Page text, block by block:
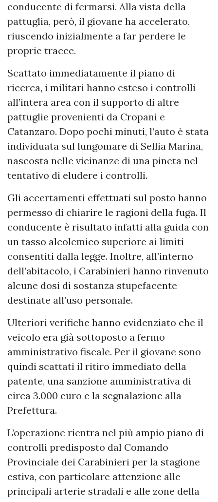
conducente di fermarsi. Alla vista della
pattuglia, però, il giovane ha accelerato,
riuscendo inizialmente a far perdere le
proprie tracce.
Scattato immediatamente il piano di
ricerca, i militari hanno esteso i controlli
all’intera area con il supporto di altre
pattuglie provenienti da Cropani e
Catanzaro. Dopo pochi minuti, l’auto è stata
individuata sul lungomare di Sellia Marina,
nascosta nelle vicinanze di una pineta nel
tentativo di eludere i controlli.
Gli accertamenti effettuati sul posto hanno
permesso di chiarire le ragioni della fuga. Il
conducente è risultato infatti alla guida con
un tasso alcolemico superiore ai limiti
consentiti dalla legge. Inoltre, all’interno
dell’abitacolo, i Carabinieri hanno rinvenuto
alcune dosi di sostanza stupefacente
destinate all’uso personale.
Ulteriori verifiche hanno evidenziato che il
veicolo era già sottoposto a fermo
amministrativo fiscale. Per il giovane sono
quindi scattati il ritiro immediato della
patente, una sanzione amministrativa di
circa 3.000 euro e la segnalazione alla
Prefettura.
L’operazione rientra nel più ampio piano di
controlli predisposto dal Comando
Provinciale dei Carabinieri per la stagione
estiva, con particolare attenzione alle
principali arterie stradali e alle zone della